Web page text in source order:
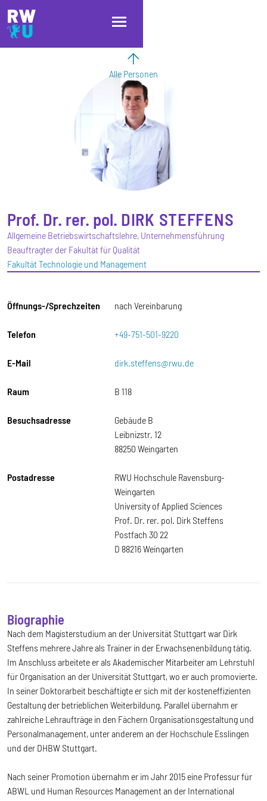
Direkt zum Inhalt
Direkt zur Hauptnavigation
Direkt zum Fußbereich
Alle Personen
Prof. Dr. rer. pol. DIRK STEFFENS
Allgemeine Betriebswirtschaftslehre, Unternehmensführung
Beauftragter der Fakultät für Qualität
Fakultät Technologie und Management
Öffnungs-/Sprechzeiten nach Vereinbarung
Telefon +49-751-501-9220
E-Mail dirk.steffens@rwu.de
Raum B 118
Besuchsadresse
Gebäude B
Leibnizstr. 12
88250 Weingarten
Postadresse
RWU Hochschule Ravensburg-
Weingarten
University of Applied Sciences
Prof. Dr. rer. pol. Dirk Steffens
Postfach 30 22
D 88216 Weingarten
Biographie
Nach dem Magisterstudium an der Universität Stuttgart war Dirk
Steffens mehrere Jahre als Trainer in der Erwachsenenbildung tätig.
Im Anschluss arbeitete er als Akademischer Mitarbeiter am Lehrstuhl
für Organisation an der Universität Stuttgart, wo er auch promovierte.
In seiner Doktorarbeit beschäftigte er sich mit der kosteneffizienten
Gestaltung der betrieblichen Weiterbildung. Parallel übernahm er
zahlreiche Lehraufträge in den Fächern Organisationsgestaltung und
Personalmanagement, unter anderem an der Hochschule Esslingen
und der DHBW Stuttgart.
Nach seiner Promotion übernahm er im Jahr 2015 eine Professur für
ABWL und Human Resources Management an der International